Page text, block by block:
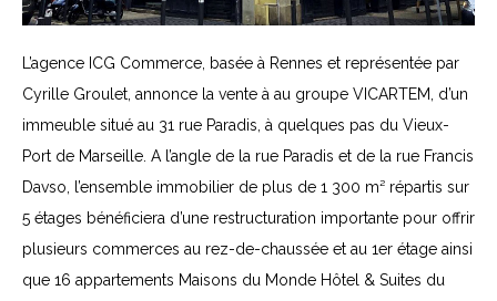
L’agence ICG Commerce, basée à Rennes et représentée par
Cyrille Groulet, annonce la vente à au groupe VICARTEM, d’un
immeuble situé au 31 rue Paradis, à quelques pas du Vieux-
Port de Marseille. A l’angle de la rue Paradis et de la rue Francis
Davso, l’ensemble immobilier de plus de 1 300 m² répartis sur
5 étages bénéficiera d’une restructuration importante pour offrir
plusieurs commerces au rez-de-chaussée et au 1er étage ainsi
que 16 appartements Maisons du Monde Hôtel & Suites du